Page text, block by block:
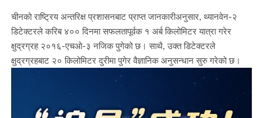
चीनको राष्ट्रिय अन्तरिक्ष प्रशासनबाट प्राप्त जानकारीअनुसार, थ्यानवेन-२
डिटेक्टरले करिब ४०० दिनमा सफलतापूर्वक १ अर्ब किलोमिटर यात्रा गरेर
क्षुद्रग्रह २०१६-एचओ-३ नजिक पुगेको छ। साथै, उक्त डिटेक्टरले
क्षुद्रग्रहबाट २० किलोमिटर दुरीमा पुगेर वैज्ञानिक अनुसन्धान सुरु गरेको छ।